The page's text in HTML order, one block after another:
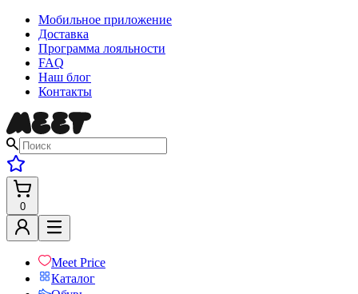
Мобильное приложение
Доставка
Программа лояльности
FAQ
Наш блог
Контакты
0
Meet Price
Каталог